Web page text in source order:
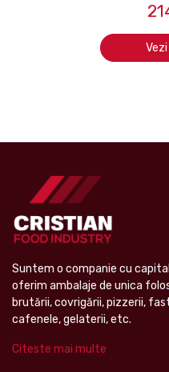
Suntem o companie cu
oferim ambalaje de unica
brutării, covrigării, pizzerii,
cafenele, gelaterii, etc.
Citeste mai multe